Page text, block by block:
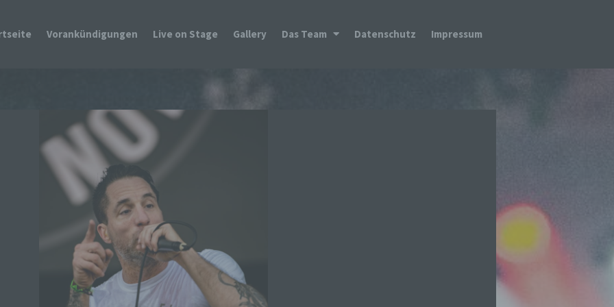
Vorankündigungen Live on Stage Gallery Das Team Datenschutz Impressum